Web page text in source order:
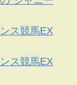
ス競馬EX
ス競馬EX